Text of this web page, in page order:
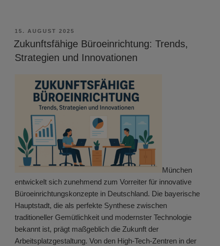
VERÖFFENTLICHT
AM
15. AUGUST 2025
Zukunftsfähige Büroeinrichtung: Trends,
Strategien und Innovationen
München
entwickelt sich zunehmend zum Vorreiter für innovative
Büroeinrichtungskonzepte in Deutschland. Die bayerische
Hauptstadt, die als perfekte Synthese zwischen
traditioneller Gemütlichkeit und modernster Technologie
bekannt ist, prägt maßgeblich die Zukunft der
Arbeitsplatzgestaltung. Von den High-Tech-Zentren in der